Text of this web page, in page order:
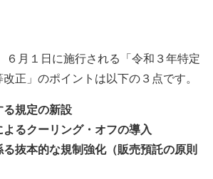
６月１日に施行される「令和３年特定
正」のポイントは以下の３点です。
る規定の新設
よるクーリング・オフの導入
る抜本的な規制強化（販売預託の原則